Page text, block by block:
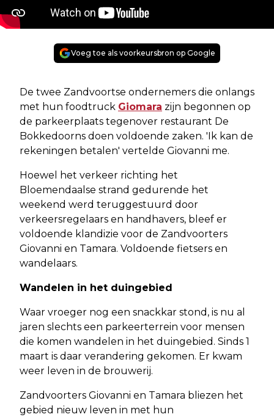
Voeg toe als voorkeursbron op Google
De twee Zandvoortse ondernemers die onlangs
met hun foodtruck Giomara zijn begonnen op
de parkeerplaats tegenover restaurant De
Bokkedoorns doen voldoende zaken. 'Ik kan de
rekeningen betalen' vertelde Giovanni me.
Hoewel het verkeer richting het
Bloemendaalse strand gedurende het
weekend werd teruggestuurd door
verkeersregelaars en handhavers, bleef er
voldoende klandizie voor de Zandvoorters
Giovanni en Tamara. Voldoende fietsers en
wandelaars.
Wandelen in het duingebied
Waar vroeger nog een snackkar stond, is nu al
jaren slechts een parkeerterrein voor mensen
die komen wandelen in het duingebied. Sinds 1
maart is daar verandering gekomen. Er kwam
weer leven in de brouwerij.
Zandvoorters Giovanni en Tamara bliezen het
gebied nieuw leven in met hun